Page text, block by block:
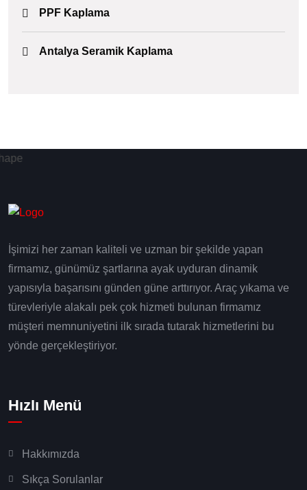
PPF Kaplama
Antalya Seramik Kaplama
İşimizi her zaman kaliteli ve uzman bir şekilde yapan
firmamız, günümüz şartlarına ayak uyduran dinamik
yapısıyla başarısını günden güne arttırıyor. Araç yıkama ve
türevleriyle alakalı pek çok hizmeti bulunan firmamız
müşteri memnuniyetini ilk sırada tutarak hizmetlerini bu
yönde gerçekleştiriyor.
Hızlı Menü
Hakkımızda
Sıkça Sorulanlar